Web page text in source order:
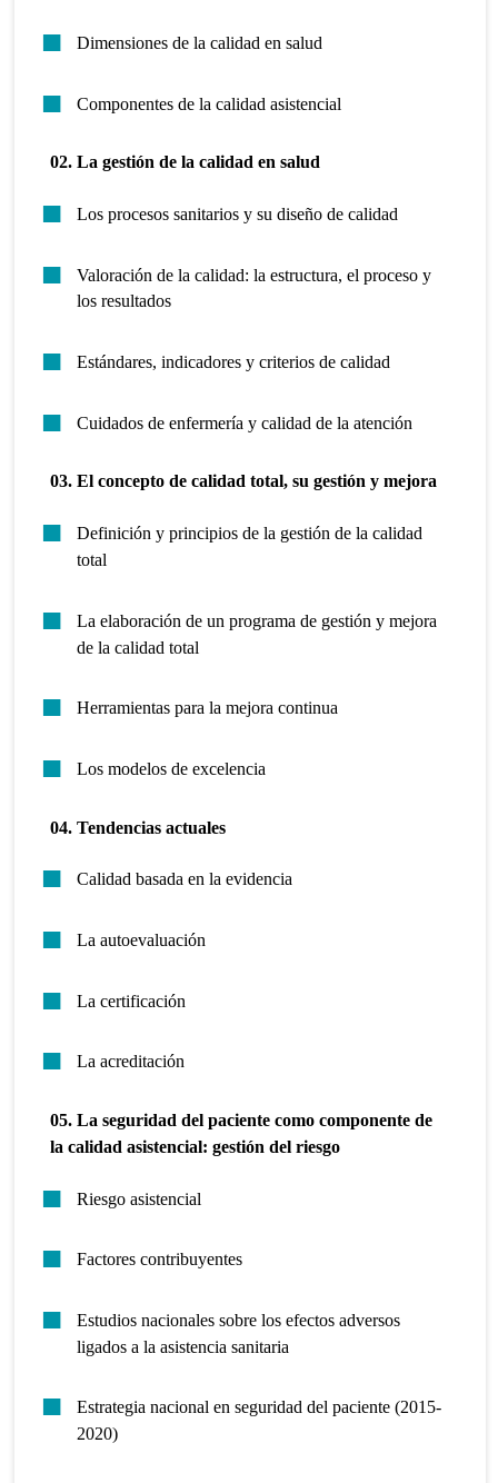
Dimensiones de la calidad en salud
Componentes de la calidad asistencial
02. La gestión de la calidad en salud
Los procesos sanitarios y su diseño de calidad
Valoración de la calidad: la estructura, el proceso y
los resultados
Estándares, indicadores y criterios de calidad
Cuidados de enfermería y calidad de la atención
03. El concepto de calidad total, su gestión y mejora
Definición y principios de la gestión de la calidad
total
La elaboración de un programa de gestión y mejora
de la calidad total
Herramientas para la mejora continua
Los modelos de excelencia
04. Tendencias actuales
Calidad basada en la evidencia
La autoevaluación
La certificación
La acreditación
05. La seguridad del paciente como componente de
la calidad asistencial: gestión del riesgo
Riesgo asistencial
Factores contribuyentes
Estudios nacionales sobre los efectos adversos
ligados a la asistencia sanitaria
Estrategia nacional en seguridad del paciente (2015-
2020)